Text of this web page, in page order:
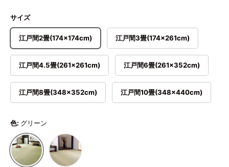
サイズ
江戸間2畳(174×174cm) 江戸間3畳(174×261cm)
江戸間4.5畳(261×261cm) 江戸間6畳(261×352cm)
江戸間8畳(348×352cm) 江戸間10畳(348×440cm)
色: グリーン
グリーン ベージュ